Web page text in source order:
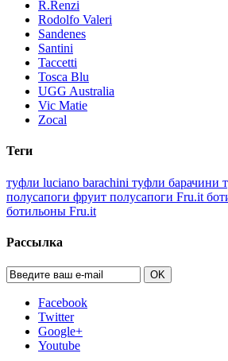
R.Renzi
Rodolfo Valeri
Sandenes
Santini
Taccetti
Tosca Blu
UGG Australia
Vic Matie
Zocal
Теги
туфли luciano barachini туфли барачини
полусапоги фруит полусапоги Fru.it
ботильоны Fru.it
Рассылка
OK
Facebook
Twitter
Google+
Youtube